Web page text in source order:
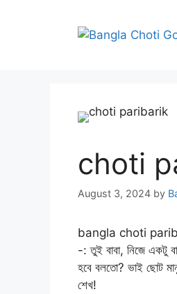
choti
August 3, 2024 by
bangla choti
-: তুই বাবা, নিজে একটু
হবে বলতো? ভাই ছোট
শেখ!